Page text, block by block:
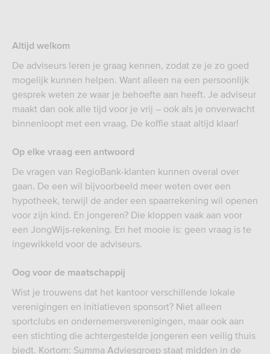
Altijd welkom
De adviseurs leren je graag kennen, zodat ze je zo goed
mogelijk kunnen helpen. Want alleen na een persoonlijk
gesprek weten ze waar je behoefte aan heeft. Je adviseur
maakt dan ook alle tijd voor je vrij – ook als je onverwacht
binnenloopt met een vraag. De koffie staat altijd klaar!
Op elke vraag een antwoord
De vragen van RegioBank-klanten kunnen overal over
gaan. De een wil bijvoorbeeld meer weten over een
hypotheek, terwijl de ander een spaarrekening wil openen
voor zijn kind. En jongeren? Die kloppen vaak aan voor
een JongWijs-rekening. En het mooie is: geen vraag is te
ingewikkeld voor de adviseurs.
Oog voor de maatschappij
Wist je trouwens dat het kantoor verschillende lokale
verenigingen en initiatieven sponsort? Niet alleen
sportclubs en ondernemersverenigingen, maar ook aan
een stichting die achtergestelde jongeren een veilig thuis
biedt. Kortom: Summa Adviesgroep staat midden in de